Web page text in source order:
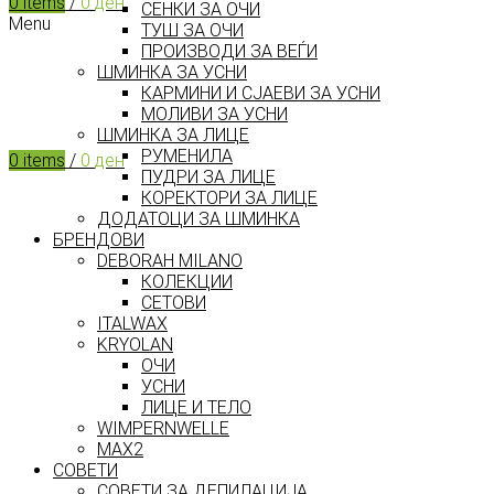
Menu
0 items / 0 ден
СЕНКИ ЗА ОЧИ
ТУШ ЗА ОЧИ
ПРОИЗВОДИ ЗА ВЕЃИ
ШМИНКА ЗА УСНИ
КАРМИНИ И СЈАЕВИ ЗА УСНИ
МОЛИВИ ЗА УСНИ
ШМИНКА ЗА ЛИЦЕ
РУМЕНИЛА
ПУДРИ ЗА ЛИЦЕ
КОРЕКТОРИ ЗА ЛИЦЕ
ДОДАТОЦИ ЗА ШМИНКА
БРЕНДОВИ
DEBORAH MILANO
КОЛЕКЦИИ
СЕТОВИ
ITALWAX
KRYOLAN
ОЧИ
УСНИ
ЛИЦЕ И ТЕЛО
WIMPERNWELLE
MAX2
СОВЕТИ